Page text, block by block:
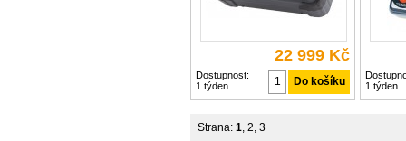
22 999 Kč
Dostupnost:
1 týden
1 týden
Strana: 1, 2, 3